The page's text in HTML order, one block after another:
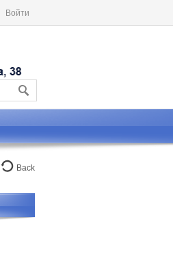
Войти
Back